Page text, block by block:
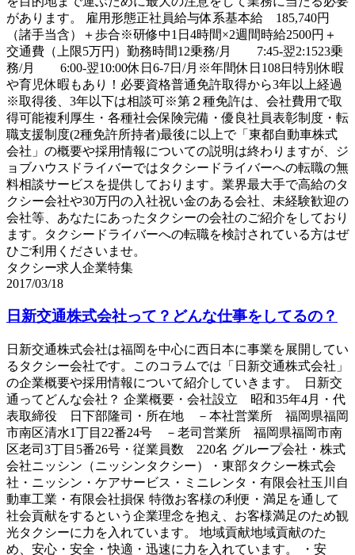
があります。 雇用形態正社員給与体系基本給 185,740円
（諸手当含）＋歩合※研修中1日4時間×2週間時給2500円＋
交通費（上限5万円）勤務時間12乗務/月 7:45-翌2:1523乗
務/月 6:00-翌10:00休日6-7日/月※年間休日108日特別休暇
や育児休暇もあり！必要資格普通免許取得から3年以上経過
※取得後、3年以下は相談可※第２種免許は、会社費用で取
得可能複利厚生・各種社会保険完備・優良社員表彰制度・転
職支援制度(2種免許所持者)最後に以上で「東都自動車株式
会社」の概要や採用情報についての説明は終わりますが、ジ
ョブハウスドライバーではタクシードライバーへの転職の無
料相談サービスを提供しております。業界最大手で高給のタ
クシー会社や30万円の入社祝い金のある会社、未経験歓迎の
会社等、あなたにあったタクシーの会社のご紹介をしており
ます。タクシードライバーへの転職を検討されている方はぜ
ひご利用くださいませ。
タクシー求人企業特集
2017/03/18
日新交通株式会社って？どんな仕事をしてるの？
日新交通株式会社は福岡を中心に西日本に事業を展開してい
るタクシー会社です。このコラムでは「日新交通株式会社」
の企業概要や採用情報について紹介していきます。 日新交
通ってどんな会社？ 企業概要・会社設立 昭和35年4月・代
表取締役 日下部隆司・所在地 －本社営業所 福岡県福岡
市南区清水1丁目22番24号 －老司営業所 福岡県福岡市南
区老司3丁目5番26号・従業員数 220名 グループ会社・株式
会社ニッシン（ニッシンタクシー）・東部タクシー株式会
社・ニッシン・ケアサービス・ミニレンタ・有限会社玉川自
動車工業・有限会社損保 特徴お客様の利便・満足を通して
社会貢献をするという企業理念を抱え、お客様満足のため観
光タクシーに力を入れています。 地域貢献地域貢献のた
め、安心・安全・快適・迅速に力を入れています。 ・安